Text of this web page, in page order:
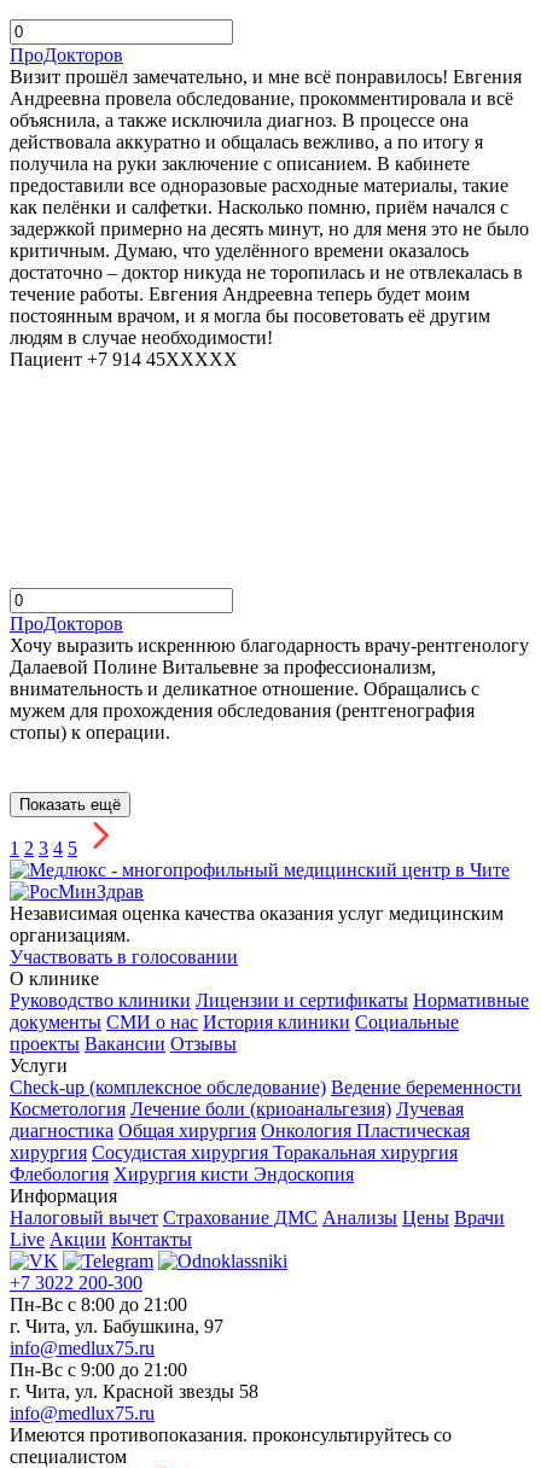
ПроДокторов
Визит прошёл замечательно, и мне всё понравилось! Евгения
Андреевна провела обследование, прокомментировала и всё
объяснила, а также исключила диагноз. В процессе она
действовала аккуратно и общалась вежливо, а по итогу я
получила на руки заключение с описанием. В кабинете
предоставили все одноразовые расходные материалы, такие
как пелёнки и салфетки. Насколько помню, приём начался с
задержкой примерно на десять минут, но для меня это не было
критичным. Думаю, что уделённого времени оказалось
достаточно – доктор никуда не торопилась и не отвлекалась в
течение работы. Евгения Андреевна теперь будет моим
постоянным врачом, и я могла бы посоветовать её другим
людям в случае необходимости!
Пациент +7 914 45XXXXX
ПроДокторов
Хочу выразить искреннюю благодарность врачу-рентгенологу
Далаевой Полине Витальевне за профессионализм,
внимательность и деликатное отношение. Обращались с
мужем для прохождения обследования (рентгенография
стопы) к операции.
Показать ещё
1 2 3 4 5
Независимая оценка качества оказания услуг медицинским
организациям.
Участвовать в голосовании
О клинике
Руководство клиники Лицензии и сертификаты Нормативные
документы СМИ о нас История клиники Социальные
проекты Вакансии Отзывы
Услуги
Check-up (комплексное обследование) Ведение беременности
Косметология Лечение боли (криоанальгезия) Лучевая
диагностика Общая хирургия Онкология Пластическая
хирургия Сосудистая хирургия Торакальная хирургия
Флебология Хирургия кисти Эндоскопия
Информация
Налоговый вычет Страхование ДМС Анализы Цены Врачи
Live Акции Контакты
+7 3022 200-300
Пн-Вс с 8:00 до 21:00
г. Чита, ул. Бабушкина, 97
info@medlux75.ru
Пн-Вс с 9:00 до 21:00
г. Чита, ул. Красной звезды 58
info@medlux75.ru
Имеются противопоказания. проконсультируйтесь со
специалистом